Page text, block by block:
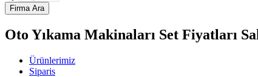
Firma Ara
Oto Yıkama Makinaları Set Fiyatları
Ürünlerimiz
Siparis